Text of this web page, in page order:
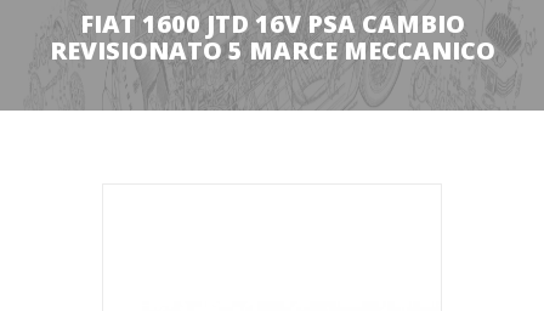
FIAT 1600 JTD 16V PSA CAMBIO
REVISIONATO 5 MARCE MECCANICO